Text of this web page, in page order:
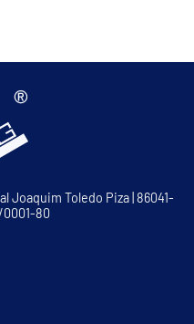
Joaquim Toledo Piza | 86041-
0001-80